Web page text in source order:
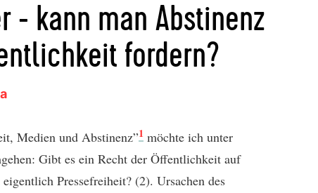
- kann man Abstinenz
fordern?
Medien und Abstinenz”1 möchte ich unter
Gibt es ein Recht der Öffentlichkeit auf
Pressefreiheit? (2). Ursachen des